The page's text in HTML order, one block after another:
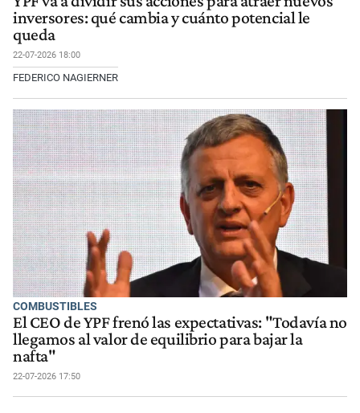
inversores: qué cambia y cuánto potencial le
queda
22-07-2026 18:00
FEDERICO NAGIERNER
COMBUSTIBLES
El CEO de YPF frenó las expectativas: "Todavía no
llegamos al valor de equilibrio para bajar la
nafta"
22-07-2026 17:50